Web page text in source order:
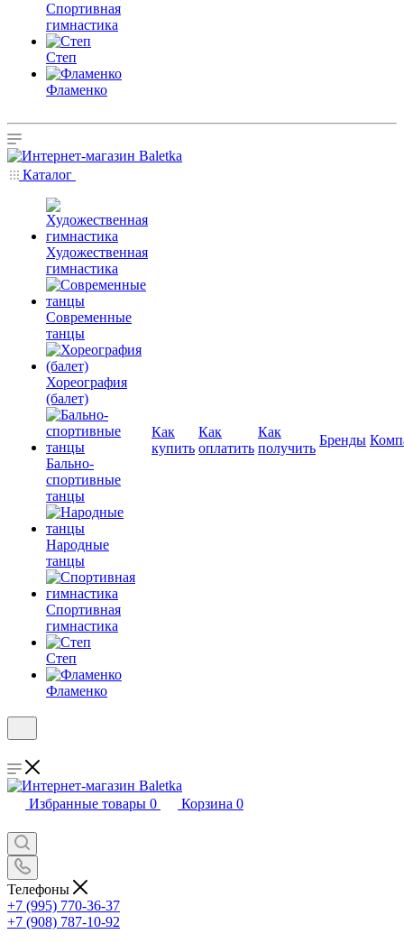
Спортивная
гимнастика
Степ
Фламенко
Каталог
Художественная
гимнастика
Современные
танцы
Хореография
(балет)
Бально-
спортивные
танцы
Народные
танцы
Спортивная
гимнастика
Степ
Фламенко
Как
купить
Как
оплатить
Как
получить
Бренды
Избранные товары 0 Корзина 0
Телефоны
+7 (995) 770-36-37
+7 (908) 787-10-92